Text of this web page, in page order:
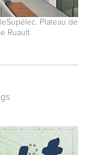
Plateau de
Ruault